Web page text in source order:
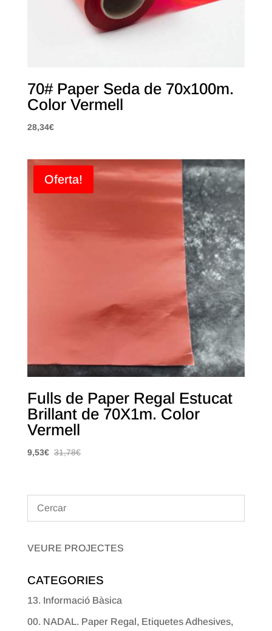
70# Paper Seda de 70x100m.
Color Vermell
28,34€
Oferta!
Fulls de Paper Regal Estucat
Brillant de 70X1m. Color
Vermell
9,53€ 31,78€
VEURE PROJECTES
CATEGORIES
13. Informació Bàsica
00. NADAL. Paper Regal, Etiquetes Adhesives,